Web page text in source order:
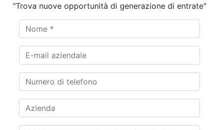
"Trova nuove opportunità di generazione di entrate"